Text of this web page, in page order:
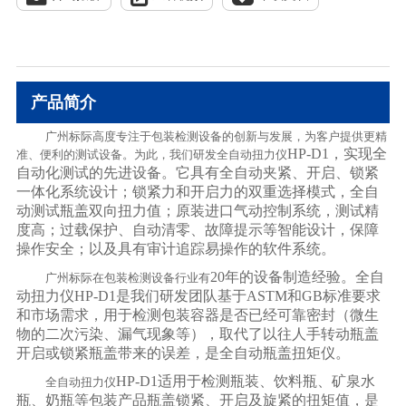
产品简介
广州标际高度专注于包装检测设备的创新与发展，为客户提供更精
准、便利的测试设备。为此，我们研发全自动扭力仪HP-D1，实现全
自动化测试的先进设备。它具有全自动夹紧、开启、锁紧
一体化系统设计； 锁紧力和开启力的双重选择模式， 全自
动测试瓶盖双向扭力值 ；原装进口气动控制系统，测试精
度高；过载保护、自动清零、故障提示等智能设计，保障
操作安全；以及具有审计追踪易操作的软件系统。
广州标际在包装检测设备行业有20年的设备制造经验。全自
动扭力仪HP-D1是我们研发团队基于ASTM和GB标准要求
和市场需求，用于检测包装容器是否已经可靠密封（微生
物的二次污染、漏气现象等）， 取代了以往人手转动瓶盖
开启或锁紧瓶盖带来的误差，是全自动瓶盖扭矩仪。
全自动扭力仪HP-D1适用于检测瓶装、饮料瓶、矿泉水
瓶、奶瓶等包装产品瓶盖锁紧、开启及旋紧的扭矩值，是